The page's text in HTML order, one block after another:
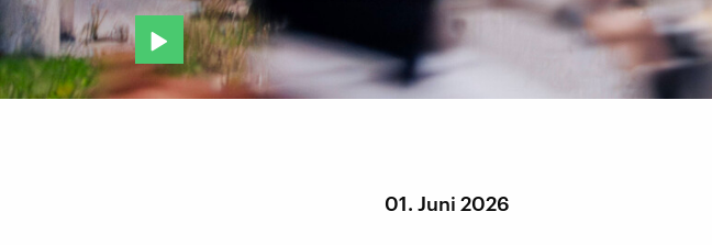
01. Juni 2026